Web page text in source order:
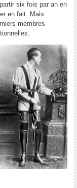
six fois par an en
en fait. Mais
membres